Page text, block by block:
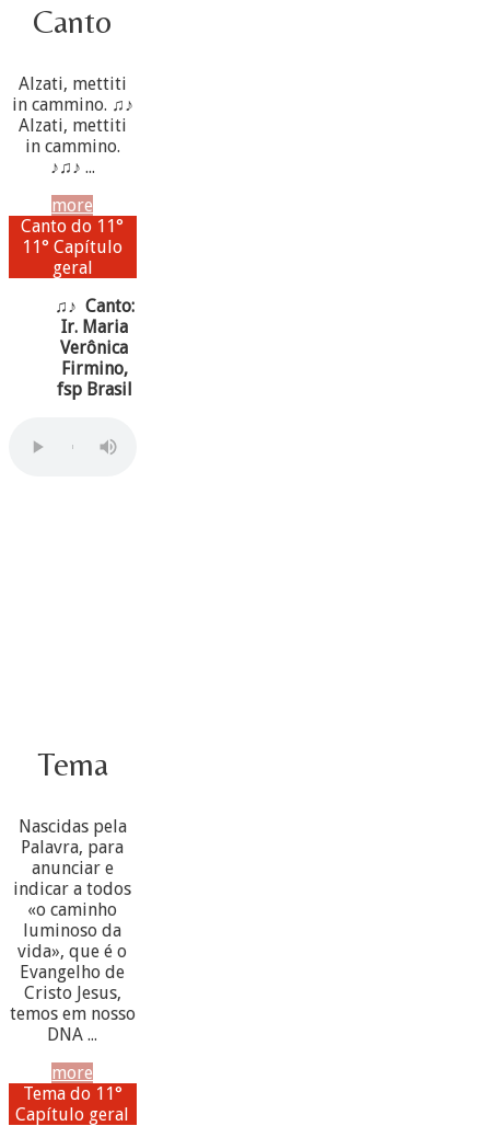
Canto
Alzati, mettiti
in cammino. ♫♪
Alzati, mettiti
in cammino.
♪♫♪ ...
more
Canto do 11°
11° Capítulo
geral
♫♪ Canto:
Ir. Maria
Verônica
Firmino,
fsp Brasil
Tema
Nascidas pela
Palavra, para
anunciar e
indicar a todos
«o caminho
luminoso da
vida», que é o
Evangelho de
Cristo Jesus,
temos em nosso
DNA ...
more
Tema do 11°
Capítulo geral